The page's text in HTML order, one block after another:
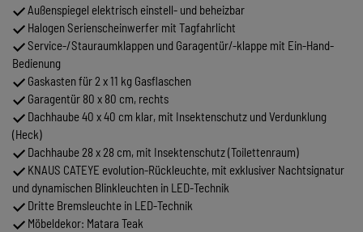
Außenspiegel elektrisch einstell- und beheizbar
Halogen Serienscheinwerfer mit Tagfahrlicht
Service-/Stauraumklappen und Garagentür/-klappe mit Ein-Hand-
Bedienung
Gaskasten für 2 x 11 kg Gasflaschen
Garagentür 80 x 80 cm, rechts
Dachhaube 40 x 40 cm klar, mit Insektenschutz und Verdunklung
(Heck)
Dachhaube 28 x 28 cm, mit Insektenschutz (Toilettenraum)
KNAUS CATEYE evolution-Rückleuchte, mit exklusiver Nachtsignatur
und dynamischen Blinkleuchten in LED-Technik
Dritte Bremsleuchte in LED-Technik
Möbeldekor: Matara Teak